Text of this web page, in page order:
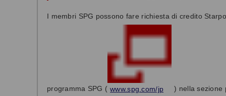
I membri SPG possono fare richiesta di credito
programma SPG ( www.spg.com/jp
) nella sezione